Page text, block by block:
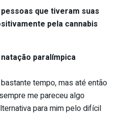
que tiveram suas
pela cannabis
paralímpica
tempo, mas até então
me pareceu algo
para mim pelo difícil